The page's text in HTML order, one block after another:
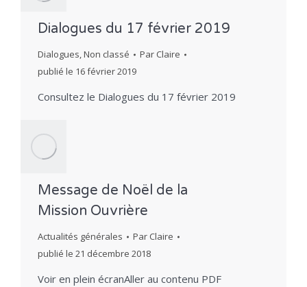
Dialogues du 17 février 2019
Dialogues,Non classé Par Claire
publié le 16 février 2019
Consultez le Dialogues du 17 février 2019
Message de Noël de la
Mission Ouvrière
Actualités générales Par Claire
publié le 21 décembre 2018
Voir en plein écranAller au contenu PDF